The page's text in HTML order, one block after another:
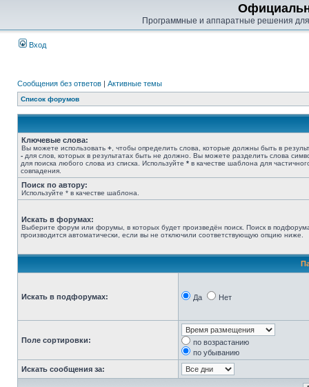
Программные и аппаратные решения
Вход
Сообщения без ответов | Активные темы
Список форумов
Ключевые слова:
Вы можете использовать + , чтобы определить слова, которые должны быть в
- для слов, которых в результатах быть не должно. Вы можете разделить слова
для поиска любого слова из списка. Используйте * в качестве шаблона для
совпадения.
Поиск по автору:
Используйте * в качестве шаблона.
Искать в форумах:
Выберите форум или форумы, в которых будет произведён поиск. Поиск в
производится автоматически, если вы не отключили соответствующую опцию ниже.
Искать в подфорумах: Да Нет
Поле сортировки:
по возрастанию
по убыванию
Искать сообщения за: